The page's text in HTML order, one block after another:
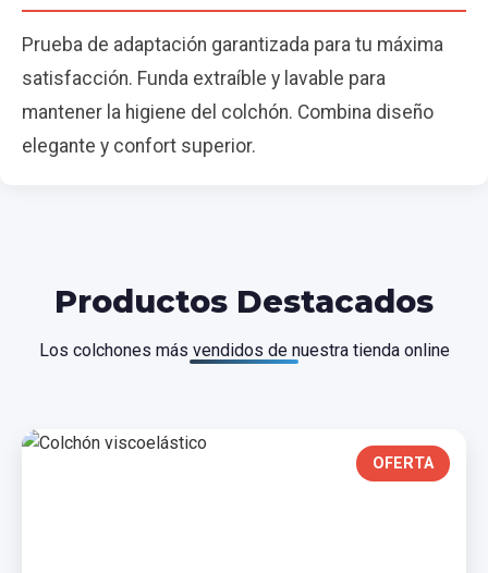
Prueba de adaptación garantizada para tu máxima
satisfacción. Funda extraíble y lavable para
mantener la higiene del colchón. Combina diseño
elegante y confort superior.
Productos Destacados
Los colchones más vendidos de nuestra tienda online
OFERTA